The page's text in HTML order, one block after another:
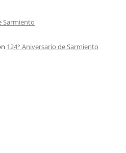
Sarmiento
124° Aniversario de Sarmiento